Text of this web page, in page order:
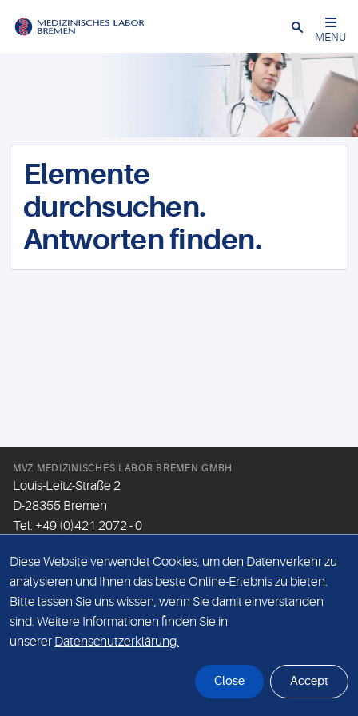
Schließen
MENU
Elemente
durchsuchen.
Antworten finden.
MVZ MEDIZINISCHES LABOR BREMEN GMBH
Louis-Leitz-Straße 2
D-28355 Bremen
Tel: +49 (0)421 2072 - 0
Email:info@mlhb.de
DATENSCHUTZ
IMPRESSUM
Diese Website verwendet Cookies, um den Datenverkehr zu
analysieren und Ihnen das beste Online-Erlebnis zu bieten.
Bitte lassen Sie uns wissen, wenn Sie damit einverstanden
sind. Weitere Informationen finden Sie in
unserer Datenschutzerklärung.
Close Accept